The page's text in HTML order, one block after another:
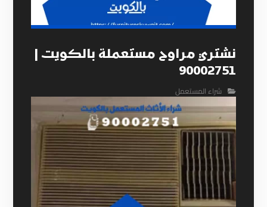
نشتري مراوح مستعملة بالكويت |
90002751
شراء المستعمل